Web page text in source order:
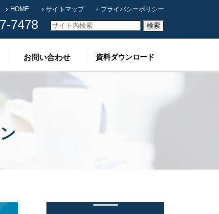
プライバシーポリシー
サイトマップ
HOME
7478
お問い合わせ 資料ダウンロード